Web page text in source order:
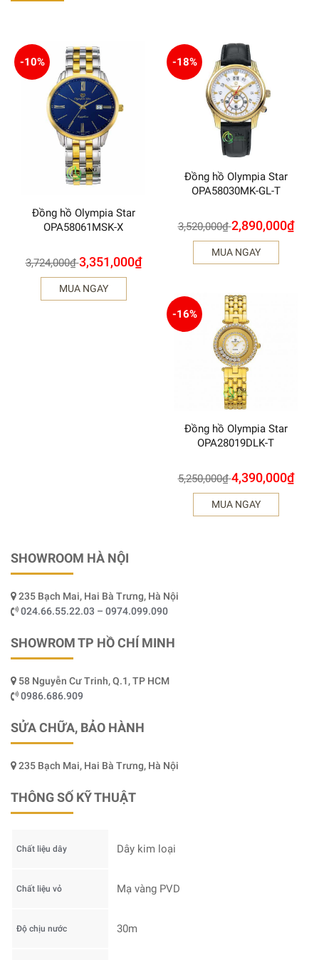
-10%
Đồng hồ Olympia Star
OPA58061MSK-X
3,724,000₫ 3,351,000₫
MUA NGAY
-18%
Đồng hồ Olympia Star
OPA58030MK-GL-T
3,520,000₫ 2,890,000₫
MUA NGAY
-16%
Đồng hồ Olympia Star
OPA28019DLK-T
5,250,000₫ 4,390,000₫
MUA NGAY
SHOWROOM HÀ NỘI
235 Bạch Mai, Hai Bà Trưng, Hà Nội
024.66.55.22.03 – 0974.099.090
SHOWROM TP HỒ CHÍ MINH
58 Nguyễn Cư Trinh, Q.1, TP HCM
0986.686.909
SỬA CHỮA, BẢO HÀNH
235 Bạch Mai, Hai Bà Trưng, Hà Nội
THÔNG SỐ KỸ THUẬT
Chất liệu dây Dây kim loại
Chất liệu vỏ Mạ vàng PVD
Độ chịu nước 30m